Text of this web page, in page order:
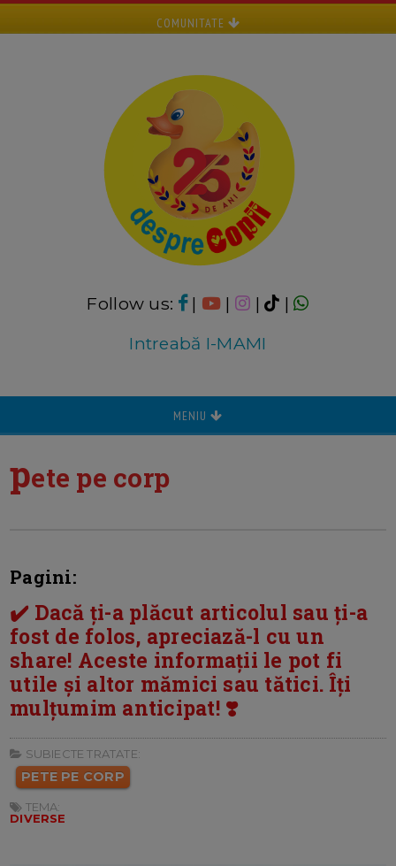
COMUNITATE
Follow us: | | |
|
Intreabă I-MAMI
MENIU
pete pe corp
Pagini:
✔️ Dacă ți-a plăcut articolul sau ți-a
fost de folos, apreciază-l cu un
share! Aceste informații le pot fi
utile și altor mămici sau tătici. Îți
mulțumim anticipat! ❣️
SUBIECTE TRATATE:
PETE PE CORP
TEMA:
DIVERSE